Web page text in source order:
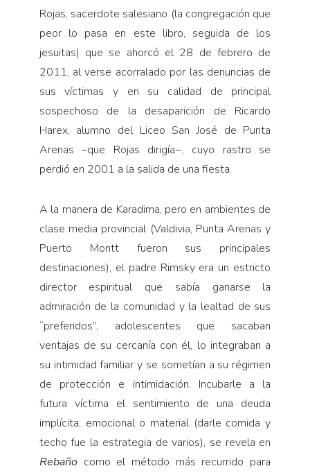
Rojas, sacerdote salesiano (la congregación que
peor lo pasa en este libro, seguida de los
jesuitas) que se ahorcó el 28 de febrero de
2011, al verse acorralado por las denuncias de
sus víctimas y en su calidad de principal
sospechoso de la desaparición de Ricardo
Harex, alumno del Liceo San José de Punta
Arenas –que Rojas dirigía−, cuyo rastro se
perdió en 2001 a la salida de una fiesta.
A la manera de Karadima, pero en ambientes de
clase media provincial (Valdivia, Punta Arenas y
Puerto Montt fueron sus principales
destinaciones), el padre Rimsky era un estricto
director espiritual que sabía ganarse la
admiración de la comunidad y la lealtad de sus
“preferidos”, adolescentes que sacaban
ventajas de su cercanía con él, lo integraban a
su intimidad familiar y se sometían a su régimen
de protección e intimidación. Incubarle a la
futura víctima el sentimiento de una deuda
implícita, emocional o material (darle comida y
techo fue la estrategia de varios), se revela en
Rebañocomo el método más recurrido para